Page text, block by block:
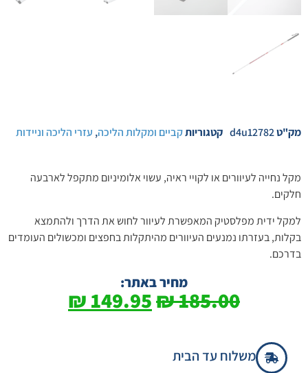
מק"טd4u12782 קטגוריותקביים ומקלות הליכה, עזרי הליכה וניידות
מקל נחייה לעיוורים או לקויי ראיה, עשוי אלומיניום מתקפל לארבעה
חלקים.
למקל ידית מפלסטיק המאפשרת לעיוור לחוש את הדרך ולהתמצא
בקלות, בעזרתו נמנעים העיוורים מהיתקלות בחפצים ומכשולים העומדים
בדרכם.
מחיר באתר:
185.00
₪
149.95
₪
משלוח עד הבית